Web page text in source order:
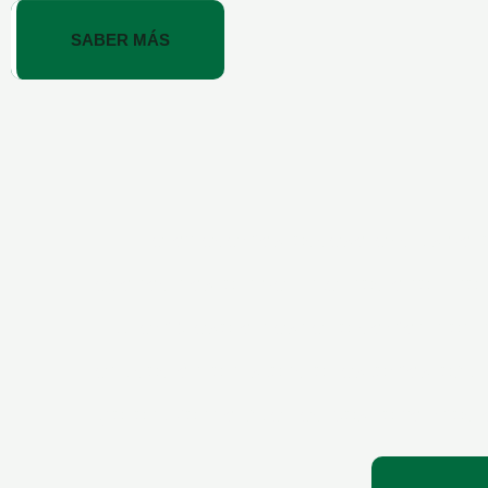
SABER MÁS